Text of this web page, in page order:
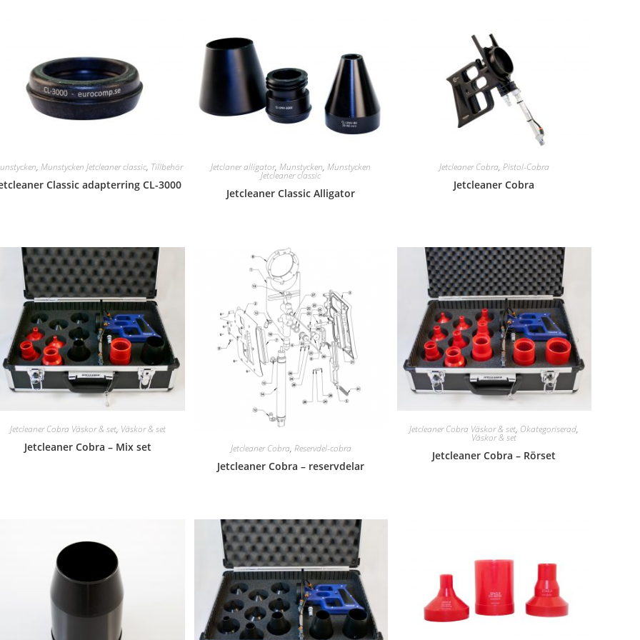
,Munstycken Jetcleaner classic, Tillbehör
Classic adapterring CL-3000
Jetclaner alligator,Munstycken,Munstycken
Jetcleaner classic
Jetcleaner Classic Alligator
Jetcleaner Cobra, Pistol-Cobra
Jetcleaner Cobra
Jetcleaner Cobra Väskor & set, Väskor & set
Jetcleaner Cobra – Mix set Jetcleaner Cobra, Reservdel-cobra
Jetcleaner Cobra – reservdelar
Jetcleaner Cobra Väskor & set, Okategoriserad,
Väskor & set
Jetcleaner Cobra – Rörset